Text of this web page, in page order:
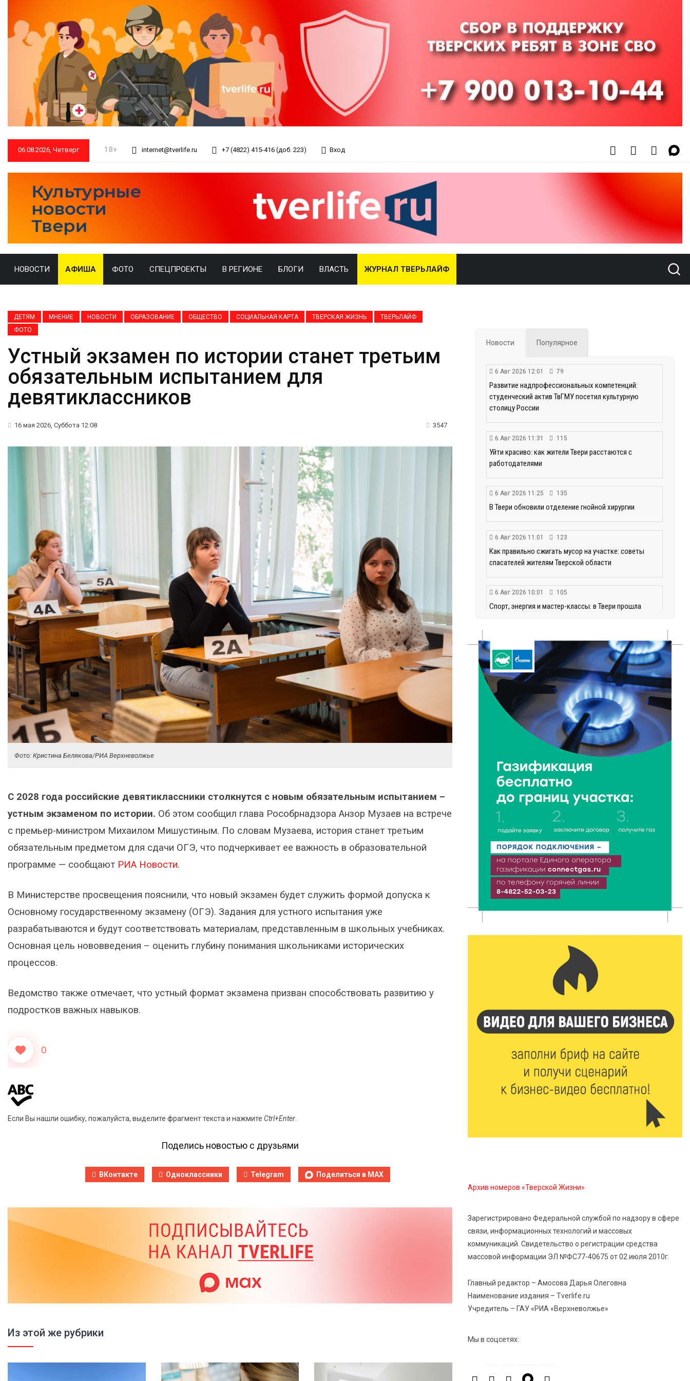
06.08.2026, Четверг 18+ internet@tverlife.ru +7 (4822) 415-416 (доб. 223) Вход
НОВОСТИ АФИША ФОТО СПЕЦПРОЕКТЫ В РЕГИОНЕ БЛОГИ ВЛАСТЬ ЖУРНАЛ ТВЕРЬЛАЙФ
ДЕТЯМ МНЕНИЕ НОВОСТИ ОБРАЗОВАНИЕ ОБЩЕСТВО СОЦИАЛЬНАЯ КАРТА ТВЕРСКАЯ ЖИЗНЬ
ТВЕРЬЛАЙФ
ФОТО
Устный экзамен по истории станет третьим
обязательным испытанием для
девятиклассников
16 мая 2026, Суббота 12:08 3547
Фото: Кристина Белякова/РИА Верхневолжье
С 2028 года российские девятиклассники столкнутся с новым обязательным испытанием –
устным экзаменом по истории. Об этом сообщил глава Рособрнадзора Анзор Музаев на встрече
с премьер-министром Михаилом Мишустиным. По словам Музаева, история станет третьим
обязательным предметом для сдачи ОГЭ, что подчеркивает ее важность в образовательной
программе — сообщают РИА Новости.
В Министерстве просвещения пояснили, что новый экзамен будет служить формой допуска к
Основному государственному экзамену (ОГЭ). Задания для устного испытания уже
разрабатываются и будут соответствовать материалам, представленным в школьных учебниках.
Основная цель нововведения – оценить глубину понимания школьниками исторических
процессов.
Ведомство также отмечает, что устный формат экзамена призван способствовать развитию у
подростков важных навыков.
0
Если Вы нашли ошибку, пожалуйста, выделите фрагмент текста и нажмите Ctrl+Enter
Поделись новостью с друзьями
ВКонтакте Одноклассники Telegram Поделиться в MAX
Из этой же рубрики
Новости Популярное
6 Авг 2026 12:01 79
Развитие надпрофессиональных компетенций:
студенческий актив ТвГМУ посетил культурную
столицу России
6 Авг 2026 11:31 115
Уйти красиво: как жители Твери расстаются с
работодателями
6 Авг 2026 11:25 135
В Твери обновили отделение гнойной хирургии
6 Авг 2026 11:01 123
Как правильно сжигать мусор на участке: советы
спасателей жителям Тверской области
6 Авг 2026 10:01 105
Спорт, энергия и мастер-классы: в Твери прошла
129
От хип-хопа до латины: как провести вечер 6
августа с пользой и драйвом
6 Авг 2026 08:40 139
Переменная облачность и кратковременный
дождь: что ждёт жителей Тверской области
6 Авг 2026 08:10 160
В Твери открываются две масштабные выставки
известных художников
5 Авг 2026 23:02
Госавтоинспекции
5 Авг 2026 22:02 375
Названы самые грамотные профессии по итогам
5 Авг 2026 21:02 365
От детских площадок до спортивных арен: в
Калининском округе подвели итоги программы
поддержки местных инициатив
Большая гонка на Волге: 8 августа Калязин станет
центром всероссийского велоспорта
5 Авг 2026 19:02 383
Туристический азарт и командный дух: в
Максатихинском округе завершился молодёжный
фестиваль
Виталий Королев: 58 пространств благоустроят в
От Святого Августина до кислотных рейвов:
музыки
5 Авг 2026 17:07 437
Завершается обустройство трассы
Тверской области
5 Авг 2026 16:32 392
приобщают детей к здоровому образу жизни
Архив номеров «Тверской Жизни»
Зарегистрировано Федеральной службой по надзору в сфере
связи, информационных технологий и массовых
коммуникаций. Свидетельство о регистрации средства
массовой информации ЭЛ №ФС77-40675 от 02 июля 2010г.
Главный редактор – Амосова Дарья Олеговна
Наименование издания – Tverlife.ru
Учредитель – ГАУ «РИА «Верхневолжье»
Мы в соцсетях: